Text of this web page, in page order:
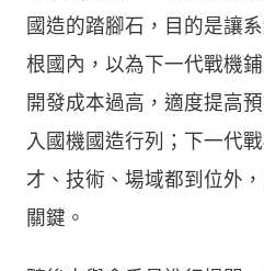
國造的踏腳石，目的是讓
根國內，以為下一代戰機
開發成本過高，適度提高
入國機國造行列；下一代
才、技術、場域都到位外
關鍵。